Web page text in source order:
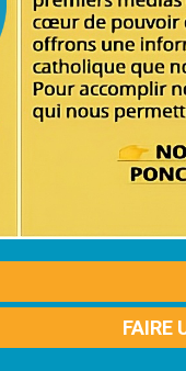
FAIRE